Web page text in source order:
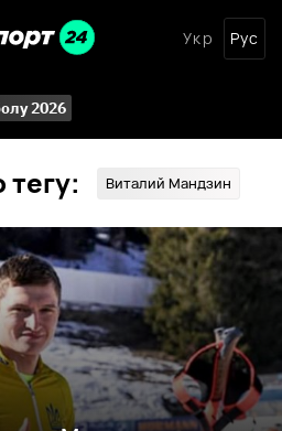
Укр Рус
2026
тегу: Виталий Мандзин